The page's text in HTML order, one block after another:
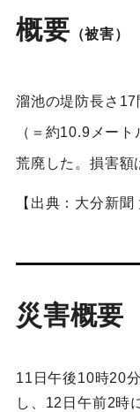
概要 （被害）
溜池の堤防長さ
（＝約10.9メー
荒廃した。損害額
【出典：大分新
災害概要
11日午後10時20
し、12日午前2時